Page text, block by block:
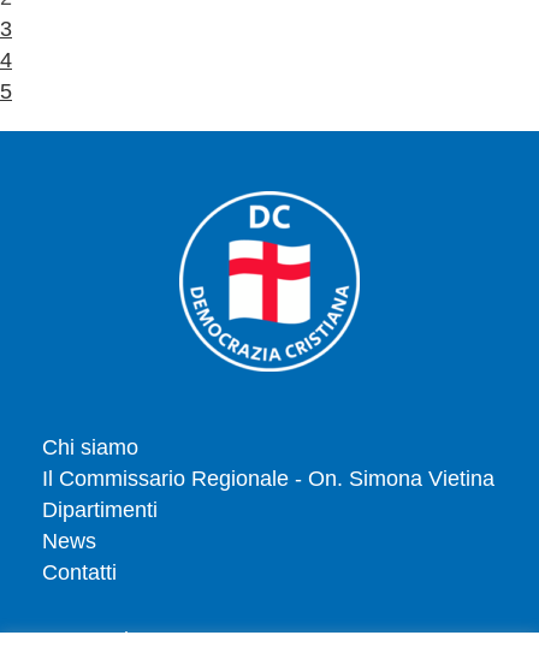
3
4
5
Chi siamo
Il Commissario Regionale - On. Simona Vietina
Dipartimenti
News
Contatti
Tesserati